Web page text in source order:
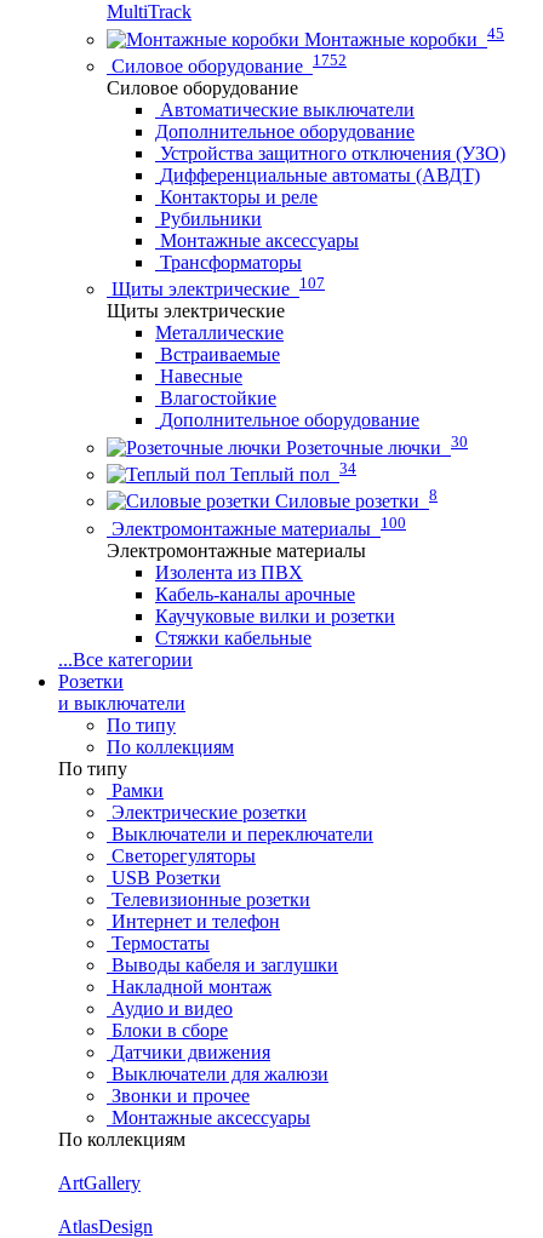
MultiTrack
Монтажные коробки 45
Силовое оборудование 1752
Силовое оборудование
Автоматические выключатели
Дополнительное оборудование
Устройства защитного отключения (УЗО)
Дифференциальные автоматы (АВДТ)
Контакторы и реле
Рубильники
Монтажные аксессуары
Трансформаторы
Щиты электрические 107
Щиты электрические
Металлические
Встраиваемые
Навесные
Влагостойкие
Дополнительное оборудование
Розеточные лючки 30
Теплый пол 34
Силовые розетки 8
Электромонтажные материалы 100
Электромонтажные материалы
Изолента из ПВХ
Кабель-каналы арочные
Каучуковые вилки и розетки
Стяжки кабельные
...Все категории
Розетки
и выключатели
По типу
По коллекциям
По типу
Рамки
Электрические розетки
Выключатели и переключатели
Светорегуляторы
USB Розетки
Телевизионные розетки
Интернет и телефон
Термостаты
Выводы кабеля и заглушки
Накладной монтаж
Аудио и видео
Блоки в сборе
Датчики движения
Выключатели для жалюзи
Звонки и прочее
Монтажные аксессуары
По коллекциям
ArtGallery
AtlasDesign